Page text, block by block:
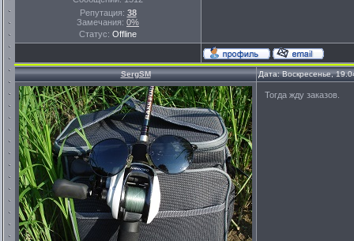
Репутация: 38
Замечания: 0%
Статус: Offline
SergSM Дата: Воскресенье,
Тогда жду заказов.